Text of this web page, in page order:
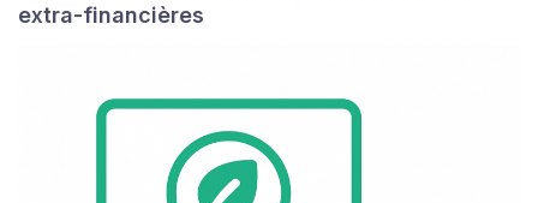
extra-financières